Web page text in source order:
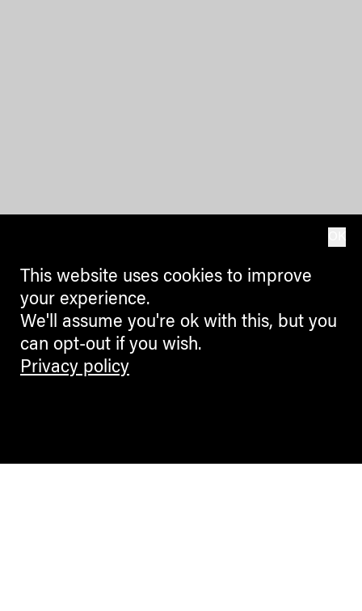
This website uses cookies to improve
your experience.
We'll assume you're ok with this, but you
can opt-out if you wish.
Privacy policy